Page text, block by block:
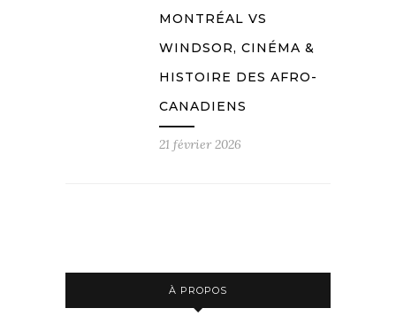
MONTRÉAL VS
WINDSOR, CINÉMA &
HISTOIRE DES AFRO-
CANADIENS
21 février 2026
À PROPOS